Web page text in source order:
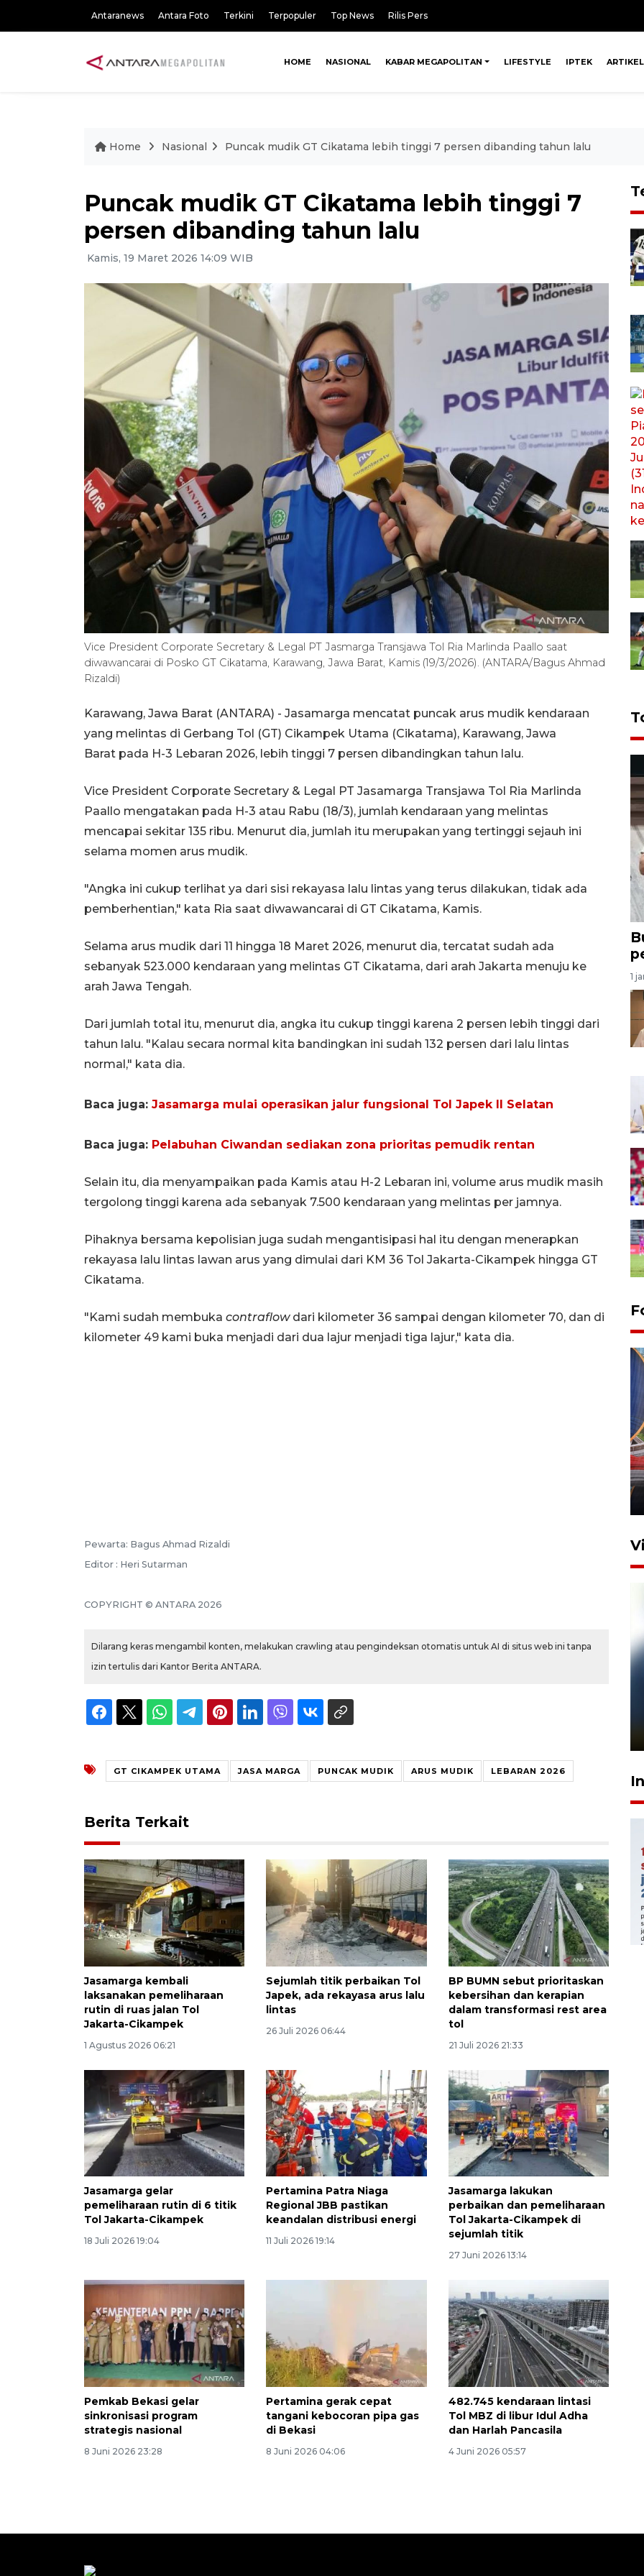
Antaranews Antara Foto Terkini Terpopuler Top News Rilis Pers
HOME NASIONAL KABAR MEGAPOLITAN LIFESTYLE IPTEK ARTIKEL
Home Nasional Puncak mudik GT Cikatama lebih tinggi 7 persen dibanding tahun lalu
Puncak mudik GT Cikatama lebih tinggi 7
persen dibanding tahun lalu
Kamis, 19 Maret 2026 14:09 WIB
Vice President Corporate Secretary & Legal PT Jasmarga Transjawa Tol Ria Marlinda Paallo saat
diwawancarai di Posko GT Cikatama, Karawang, Jawa Barat, Kamis (19/3/2026). (ANTARA/Bagus Ahmad
Rizaldi)
Karawang, Jawa Barat (ANTARA) - Jasamarga mencatat puncak arus mudik kendaraan
yang melintas di Gerbang Tol (GT) Cikampek Utama (Cikatama), Karawang, Jawa
Barat pada H-3 Lebaran 2026, lebih tinggi 7 persen dibandingkan tahun lalu.
Vice President Corporate Secretary & Legal PT Jasamarga Transjawa Tol Ria Marlinda
Paallo mengatakan pada H-3 atau Rabu (18/3), jumlah kendaraan yang melintas
mencapai sekitar 135 ribu. Menurut dia, jumlah itu merupakan yang tertinggi sejauh ini
selama momen arus mudik.
"Angka ini cukup terlihat ya dari sisi rekayasa lalu lintas yang terus dilakukan, tidak ada
pemberhentian," kata Ria saat diwawancarai di GT Cikatama, Kamis.
Selama arus mudik dari 11 hingga 18 Maret 2026, menurut dia, tercatat sudah ada
sebanyak 523.000 kendaraan yang melintas GT Cikatama, dari arah Jakarta menuju ke
arah Jawa Tengah.
Dari jumlah total itu, menurut dia, angka itu cukup tinggi karena 2 persen lebih tinggi dari
tahun lalu. "Kalau secara normal kita bandingkan ini sudah 132 persen dari lalu lintas
normal," kata dia.
Baca juga: Jasamarga mulai operasikan jalur fungsional Tol Japek II Selatan
Baca juga: Pelabuhan Ciwandan sediakan zona prioritas pemudik rentan
Selain itu, dia menyampaikan pada Kamis atau H-2 Lebaran ini, volume arus mudik masih
tergolong tinggi karena ada sebanyak 7.500 kendaraan yang melintas per jamnya.
Pihaknya bersama kepolisian juga sudah mengantisipasi hal itu dengan menerapkan
rekayasa lalu lintas lawan arus yang dimulai dari KM 36 Tol Jakarta-Cikampek hingga GT
Cikatama.
"Kami sudah membuka contraflowdari kilometer 36 sampai dengan kilometer 70, dan di
kilometer 49 kami buka menjadi dari dua lajur menjadi tiga lajur," kata dia.
Pewarta: Bagus Ahmad Rizaldi
Editor : Heri Sutarman
COPYRIGHT © ANTARA 2026
Dilarang keras mengambil konten, melakukan crawling atau pengindeksan otomatis untuk AI di situs web ini tanpa
izin tertulis dari Kantor Berita ANTARA.
GT CIKAMPEK UTAMA JASA MARGA PUNCAK MUDIK ARUS MUDIK LEBARAN 2026
Berita Terkait
Jasamarga kembali
laksanakan pemeliharaan
rutin di ruas jalan Tol
Jakarta-Cikampek
1 Agustus 2026 06:21
Sejumlah titik perbaikan Tol
Japek, ada rekayasa arus lalu
lintas
26 Juli 2026 06:44
BP BUMN sebut prioritaskan
kebersihan dan kerapian
dalam transformasi rest area
tol
21 Juli 2026 21:33
Jasamarga gelar
pemeliharaan rutin di 6 titik
Tol Jakarta-Cikampek
18 Juli 2026 19:04
Pertamina Patra Niaga
Regional JBB pastikan
keandalan distribusi energi
11 Juli 2026 19:14
Jasamarga lakukan
perbaikan dan pemeliharaan
Tol Jakarta-Cikampek di
sejumlah titik
27 Juni 2026 13:14
Pemkab Bekasi gelar
sinkronisasi program
strategis nasional
8 Juni 2026 23:28
Pertamina gerak cepat
tangani kebocoran pipa gas
di Bekasi
8 Juni 2026 04:06
482.745 kendaraan lintasi
Tol MBZ di libur Idul Adha
dan Harlah Pancasila
4 Juni 2026 05:57
1
Ekonomi triwulan II-2026
tumbuh 5,29 persen
2026-08-06 18:45:00